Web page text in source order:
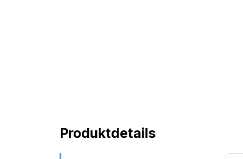
Produktdetails